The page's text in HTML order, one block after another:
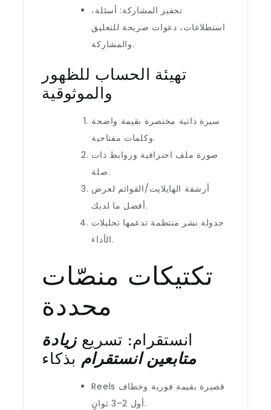
تحفيز المشاركة: أسئلة،
استطلاعات، دعوات صريحة للتعليق
والمشاركة.
تهيئة الحساب للظهور
والموثوقية
سيرة ذاتية مختصرة بقيمة واضحة
وكلمات مفتاحية.
صورة ملف احترافية وروابط ذات
صلة.
أرشفة الهايلايت/القوائم لعرض
أفضل ما لديك.
جدولة نشر منتظمة تدعمها تحليلات
الأداء.
تكتيكات منصّات
محددة
انستقرام: تسريعزيادة
متابعين انستقرام بذكاء
Reels قصيرة بقيمة فورية وخطاف
أول 2–3 ثوانٍ.